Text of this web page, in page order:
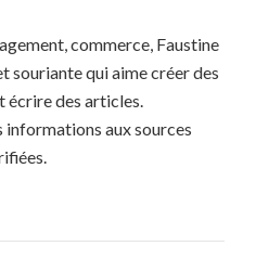
commerce, Faustine
souriante qui aime créer des
écrire des articles.
informations aux sources